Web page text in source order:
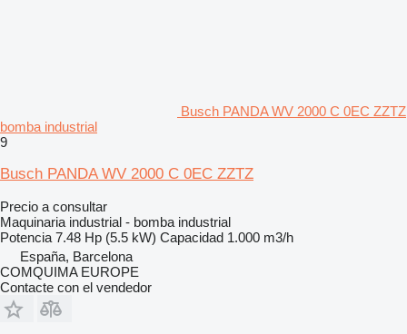
Busch PANDA WV 2000 C 0EC ZZTZ
bomba industrial
9
Busch PANDA WV 2000 C 0EC ZZTZ
Precio a consultar
Maquinaria industrial - bomba industrial
Potencia 7.48 Hp (5.5 kW) Capacidad 1.000 m3/h
España, Barcelona
COMQUIMA EUROPE
Contacte con el vendedor